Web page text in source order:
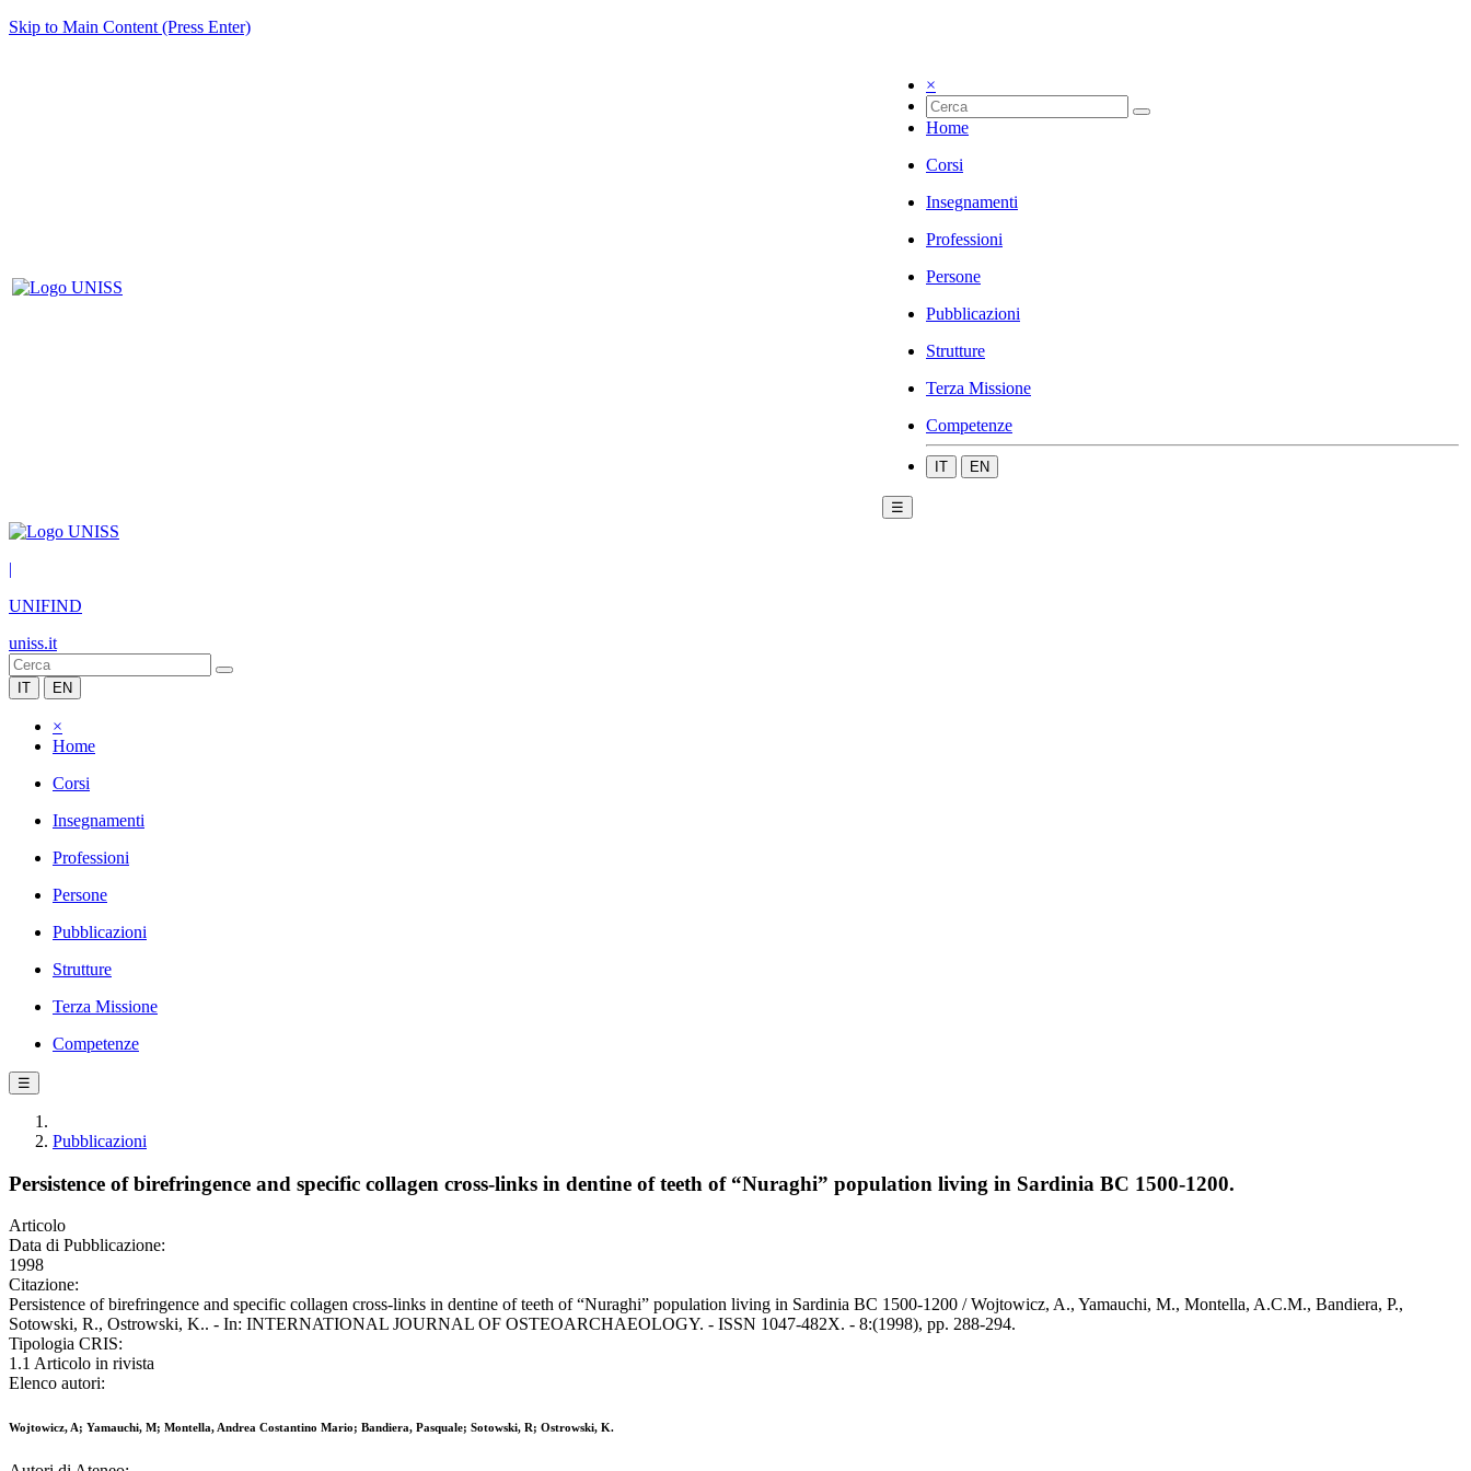
Skip to Main Content (Press Enter)
×
Home
Corsi
Insegnamenti
Professioni
Persone
Pubblicazioni
Strutture
Terza Missione
Competenze
IT EN
☰
|
UNIFIND
uniss.it
IT EN
×
Home
Corsi
Insegnamenti
Professioni
Persone
Pubblicazioni
Strutture
Terza Missione
Competenze
☰
Pubblicazioni
Persistence of birefringence and specific collagen cross-links in dentine of teeth of “Nuraghi” population living in Sardinia BC 1500-1200.
Articolo
Data di Pubblicazione:
1998
Citazione:
Persistence of birefringence and specific collagen cross-links in dentine of teeth of “Nuraghi” population living in Sardinia BC 1500-1200 / Wojtowicz, A., Yamauchi, M., Montella, A.C.M., Bandiera, P.,
Sotowski, R., Ostrowski, K.. - In: INTERNATIONAL JOURNAL OF OSTEOARCHAEOLOGY. - ISSN 1047-482X. - 8:(1998), pp. 288-294.
Tipologia CRIS:
1.1 Articolo in rivista
Elenco autori:
Wojtowicz, A; Yamauchi, M; Montella, Andrea Costantino Mario; Bandiera, Pasquale; Sotowski, R; Ostrowski, K.